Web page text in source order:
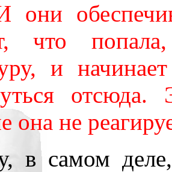
они
что
и
она не
в самом